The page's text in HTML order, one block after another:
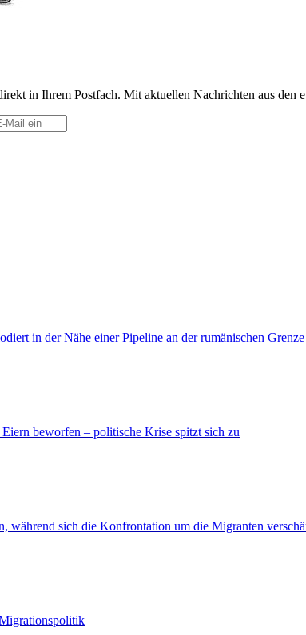
in Ihrem Postfach. Mit aktuellen Nachrichten aus
in der Nähe einer Pipeline an der rumänischen Grenze
beworfen – politische Krise spitzt sich zu
während sich die Konfrontation um die Migranten